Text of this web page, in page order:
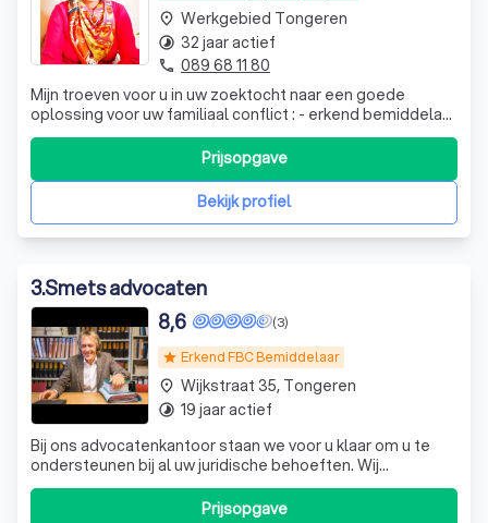
Mijn troeven voor u in uw zoektocht naar een goede
oplossing voor uw familiaal conflict : - erkend bemiddelaar
in familiezaken bij de Federale Bemiddelingscommissie
sinds 2012 - bijna 30 jaar ervaring als advocaat en volledig
op de hoogte van de momenteel geldende wetgeving -
bijkomende scholing
Bekijk profiel
Prijsopgave
place Werkgebied Tongeren
timelapse 32 jaar actief
phone 089 68 11 80
3.Smets advocaten
star Erkend FBC Bemiddelaar
(3)
8,6
Bij ons advocatenkantoor staan we voor u klaar om u te
ondersteunen bij al uw juridische behoeften. Wij
onderscheiden ons door onze expertise en toewijding aan
elke zaak die we behandelen. Onze ervaren teamleden
Prijsopgave
place Wijkstraat 35, Tongeren
timelapse 19 jaar actief